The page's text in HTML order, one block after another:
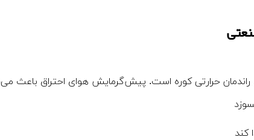
راندمان حرارتی کوره است. پیش‌گرمایش هوای احتراق باعث